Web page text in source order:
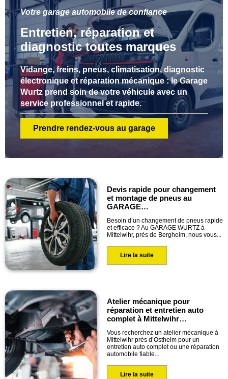
Votre garage automobile de confiance
Entretien, réparation et
diagnostic toutes marques
Vidange, freins, pneus, climatisation, diagnostic
électronique et réparation mécanique : le Garage
Wurtz prend soin de votre véhicule avec un
service professionnel et rapide.
Prendre rendez-vous au garage
Devis rapide pour changement
et montage de pneus au
GARAGE…
Besoin d’un changement de pneus rapide
et efficace ? Au GARAGE WURTZ à
Mittelwihr, près de Bergheim, nous vous...
Lire la suite
Atelier mécanique pour
réparation et entretien auto
complet à Mittelwihr…
Vous recherchez un atelier mécanique à
Mittelwihr près d’Ostheim pour un
entretien auto complet ou une réparation
automobile fiable...
Lire la suite